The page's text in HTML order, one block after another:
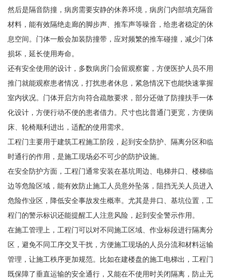
然后是隔音防撞，病房需要安静的休养环境，病房门内部填充隔音
材料，能有效隔绝走廊的脚步声、推车声等噪音，给患者稳定的休
息空间。门体一般会加装防撞带，应对频繁的推车碰撞，减少门体
损坏，延长使用寿命。
还有安全使用的设计，多数病房门会留观察窗，方便医护人员不用
推门就能观察患者情况，打扰患者休息，紧急情况下也能快速掌握
室内状况。门体开启方向符合疏散要求，部分还做了防撞扶手一体
化设计，方便行动不便的患者借力。尺寸也比普通门更宽，方便病
床、轮椅顺利进出，适配的使用需求。
工程门主要用于建筑工程施工阶段，起到安全防护、隔离分区和临
时通行的作用，是施工现场必不可少的防护设施。
在安全防护方面，工程门通常安装在基坑周边、电梯井口、楼梯临
边等危险区域，能有效防止施工人员意外坠落，阻挡无关人员进入
危险作业区，降低安全事故发生概率。尤其是井口、基坑位置，工
程门的警示标识还能提醒工人注意风险，起到安全警示作用。
在施工管理上，工程门可以对不同施工区域、作业标段进行隔离分
区，避免不同工序交叉干扰，方便施工现场的人员分流和材料运输
管理，让施工秩序更加规范。比如在建楼盘的施工电梯出，工程门
既保障了垂直运输的安全通行，又能在不使用时关闭隔离，防止无